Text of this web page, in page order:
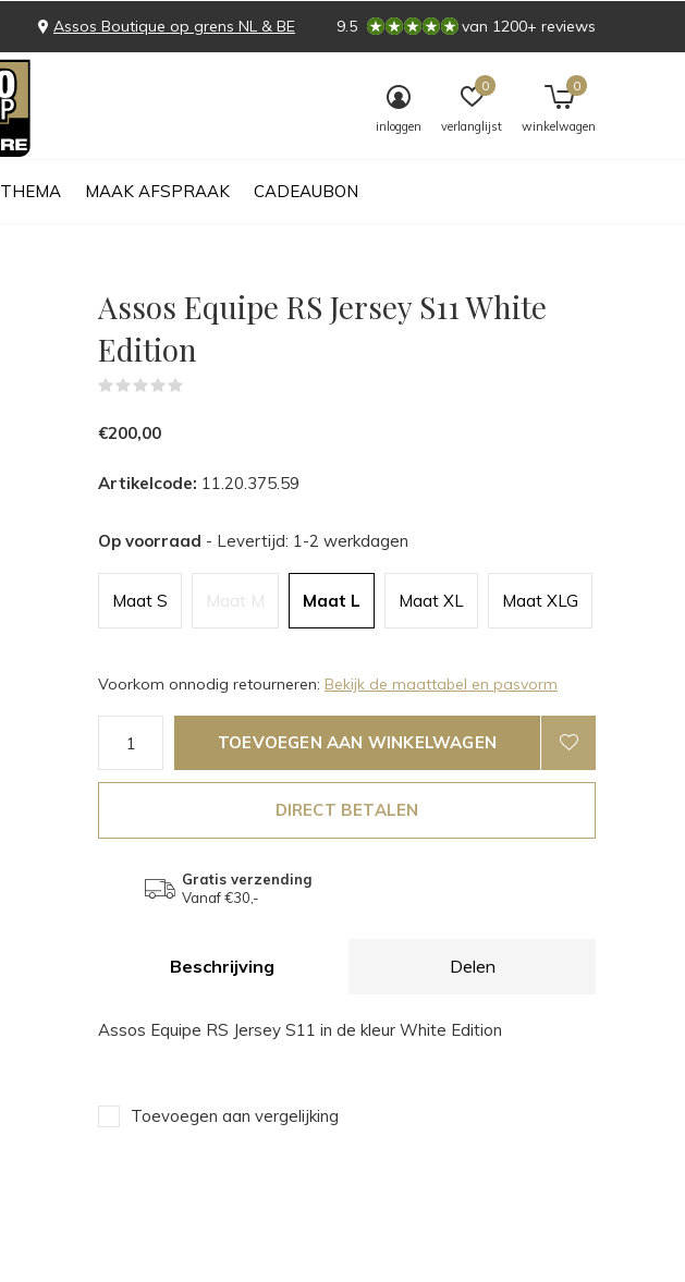
THEMA MAAK AFSPRAAK CADEAUBON
inloggen verlanglijst
0
winkelwagen
0
Assos Boutique op grens NL & BE 9.5 van 1200+ reviews
Assos Equipe RS Jersey S11 White
Edition
€200,00
Artikelcode: 11.20.375.59
Op voorraad - Levertijd: 1-2 werkdagen
Maat S Maat M Maat L Maat XL Maat XLG
Voorkom onnodig retourneren: Bekijk de maattabel en pasvorm
TOEVOEGEN AAN WINKELWAGEN
DIRECT BETALEN
Gratis verzending
Vanaf €30,-
Beschrijving Delen
Assos Equipe RS Jersey S11 in de kleur White Edition
Toevoegen aan vergelijking